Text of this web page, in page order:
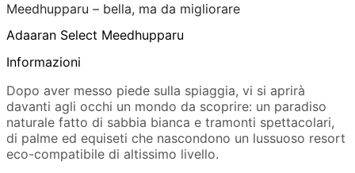
Meedhupparu – bella, ma da migliorare
Adaaran Select Meedhupparu
Informazioni
Dopo aver messo piede sulla spiaggia, vi si aprirà
davanti agli occhi un mondo da scoprire: un paradiso
naturale fatto di sabbia bianca e tramonti spettacolari,
di palme ed equiseti che nascondono un lussuoso resort
eco-compatibile di altissimo livello.